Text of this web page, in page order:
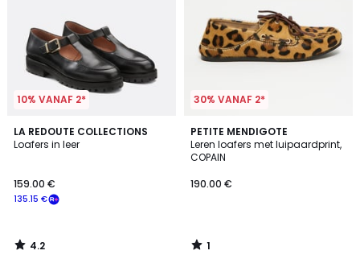
10% VANAF 2*
LA REDOUTE COLLECTIONS
Loafers in leer
135.15 €
159.00 €
4.2
/ 5
4.2
/
30% VANAF 2*
PETITE MENDIGOTE
Leren loafers met luipaardprint,
COPAIN
190.00 €
1
/
5
1
/